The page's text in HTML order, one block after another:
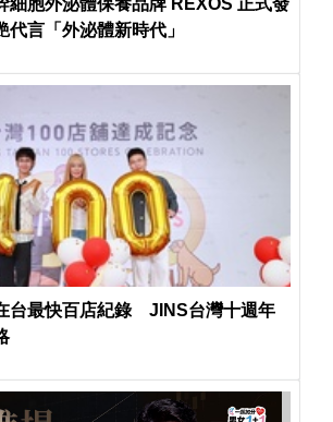
細胞外泌體保養品牌 RÈXOS 正式發
言「外泌體新時代」
台最快百店紀錄 JINS台灣十週年